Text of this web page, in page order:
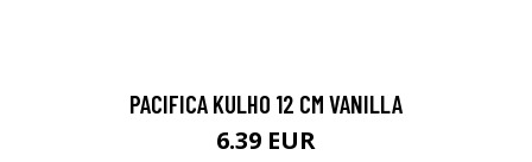
PACIFICA KULHO 12 CM VANILLA
6.39 EUR